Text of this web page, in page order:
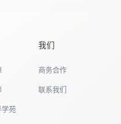
学苑
我们
商务合作
联系我们